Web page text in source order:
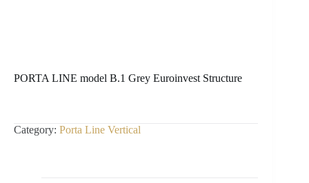
PORTA LINE model B.1 Grey Euroinvest Structure
Category: Porta Line Vertical